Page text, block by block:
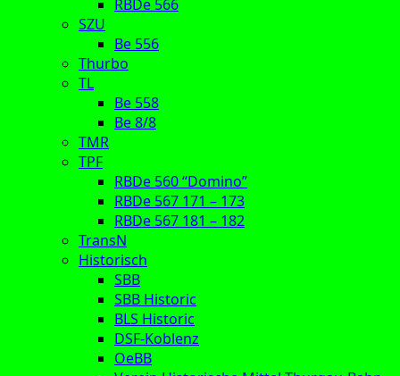
RBDe 566
SZU
Be 556
Thurbo
TL
Be 558
Be 8/8
TMR
TPF
RBDe 560 “Domino”
RBDe 567 171 – 173
RBDe 567 181 – 182
TransN
Historisch
SBB
SBB Historic
BLS Historic
DSF-Koblenz
OeBB